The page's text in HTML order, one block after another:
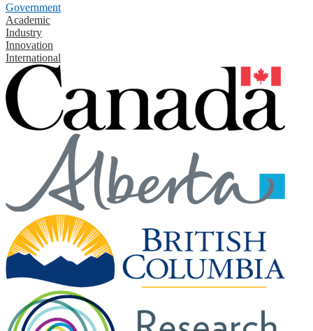
Government
Academic
Industry
Innovation
International